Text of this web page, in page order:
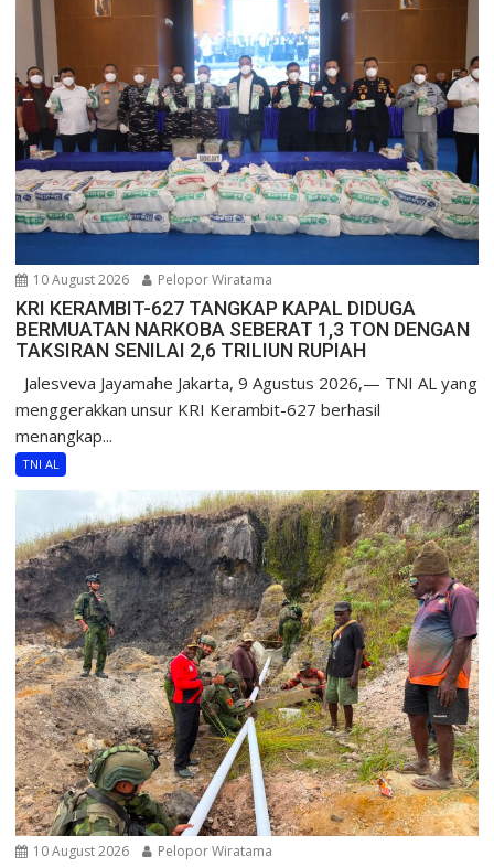
10 August 2026 Pelopor Wiratama
KRI KERAMBIT-627 TANGKAP KAPAL DIDUGA
BERMUATAN NARKOBA SEBERAT 1,3 TON DENGAN
TAKSIRAN SENILAI 2,6 TRILIUN RUPIAH
Jalesveva Jayamahe Jakarta, 9 Agustus 2026,— TNI AL yang
menggerakkan unsur KRI Kerambit-627 berhasil
menangkap...
TNI AL
10 August 2026 Pelopor Wiratama